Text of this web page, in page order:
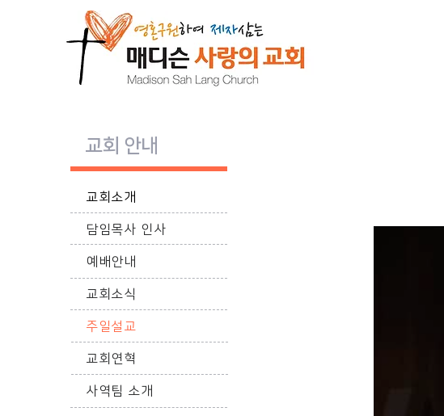
교회 안내
교회소개
담임목사 인사
예배안내
교회소식
주일설교
교회연혁
사역팀 소개